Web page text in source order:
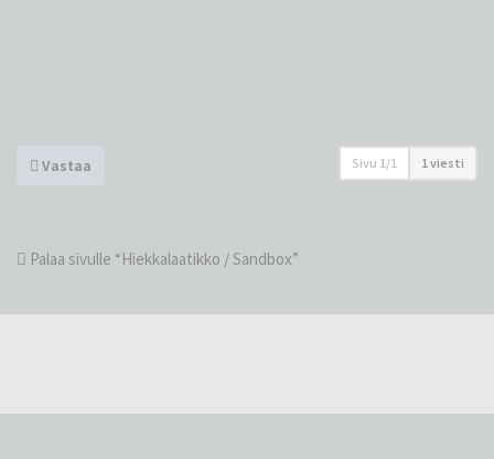
Vastaa Sivu 1/1 1 viesti
Palaa sivulle “Hiekkalaatikko / Sandbox”